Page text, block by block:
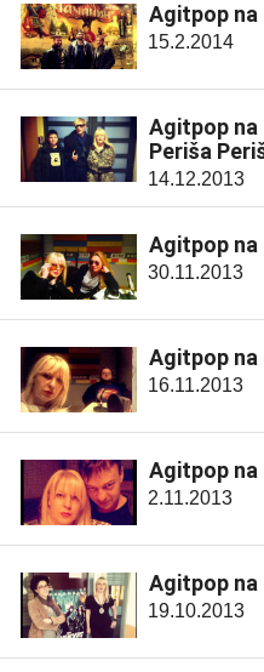
Agitpop na
15.2.2014
Agitpop na
Periša
14.12.2013
Agitpop na
30.11.2013
Agitpop na
16.11.2013
Agitpop na
2.11.2013
Agitpop na
19.10.2013